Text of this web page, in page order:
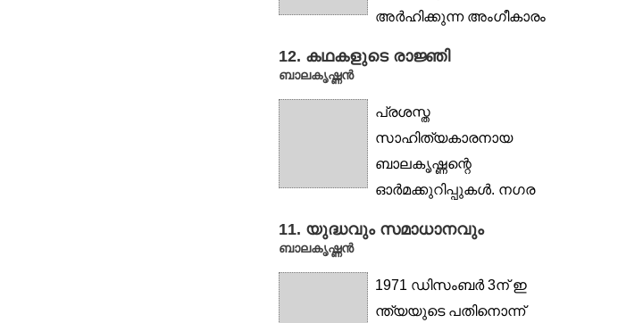
അര്‍ഹിക്കുന്ന അംഗീകാരം
12. കഥകളുടെ രാജ്ഞി
ബാലകൃഷ്ണൻ
പ്രശസ്ത
സാഹിത്യകാരനായ
ബാലകൃഷ്ണന്റെ
ഓർമക്കുറിപ്പുകൾ. നഗര
കുതിര, ഫർണസ്,
11. യുദ്ധവും സമാധാനവും
ബാലകൃഷ്ണൻ
1971 ഡിസംബർ 3ന് ഇ
ന്ത്യയുടെ പതിനൊന്ന്